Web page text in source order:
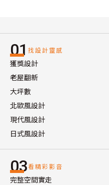
01 找設計靈感
獲獎設計
老屋翻新
大坪數
北歐風設計
現代風設計
日式風設計
03看精彩影音
完整空間實走